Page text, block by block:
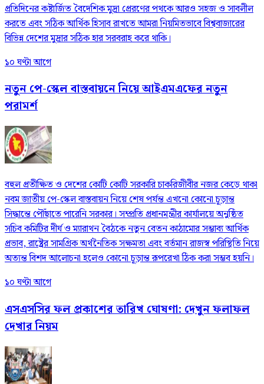
প্রতিদিনের কষ্টার্জিত বৈদেশিক মুদ্রা প্রেরণের পথকে আরও সহজ ও সাবলীল
করতে এবং সঠিক আর্থিক হিসাব রাখতে আমরা নিয়মিতভাবে বিশ্ববাজারের
বিভিন্ন দেশের মুদ্রার সঠিক হার সরবরাহ করে থাকি।
১০ ঘণ্টা আগে
নতুন পে-স্কেল বাস্তবায়নে নিয়ে আইএমএফের নতুন
পরামর্শ
বহুল প্রতীক্ষিত ও দেশের কোটি কোটি সরকারি চাকরিজীবীর নজর কেড়ে থাকা
নবম জাতীয় পে-স্কেল বাস্তবায়ন নিয়ে শেষ পর্যন্ত এখনো কোনো চূড়ান্ত
সিদ্ধান্তে পৌঁছাতে পারেনি সরকার। সম্প্রতি প্রধানমন্ত্রীর কার্যালয়ে অনুষ্ঠিত
সচিব কমিটির দীর্ঘ ও ম্যারাথন বৈঠকে নতুন বেতন কাঠামোর সম্ভাব্য আর্থিক
প্রভাব, রাষ্ট্রের সামগ্রিক অর্থনৈতিক সক্ষমতা এবং বর্তমান রাজস্ব পরিস্থিতি নিয়ে
অত্যন্ত বিশদ আলোচনা হলেও কোনো চূড়ান্ত রূপরেখা ঠিক করা সম্ভব হয়নি।
১০ ঘণ্টা আগে
এসএসসির ফল প্রকাশের তারিখ ঘোষণা: দেখুন ফলাফল
দেখার নিয়ম